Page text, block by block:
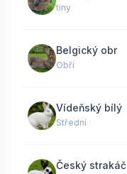
tiny
Belgický obr
Obří
Vídeňský bílý
Střední
Český strakáč